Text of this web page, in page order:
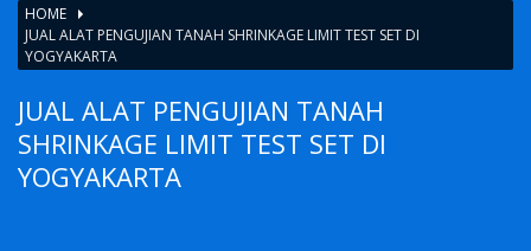
HOME
JUAL ALAT PENGUJIAN TANAH SHRINKAGE LIMIT TEST SET DI
YOGYAKARTA
JUAL ALAT PENGUJIAN TANAH
SHRINKAGE LIMIT TEST SET DI
YOGYAKARTA